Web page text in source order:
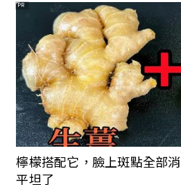
把看的展覽變成
Lab《我吃了一個
合藝術，打造全新
景美地區大家熟
興樓」，帶你回
品嚐得到道地酒
PR
檸檬搭配它，臉上斑點全部
平坦了